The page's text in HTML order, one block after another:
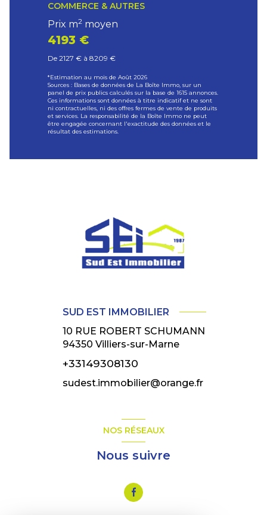
COMMERCE & AUTRES
Prix m2 moyen
4193 €
De 2127 € à 8209 €
*Estimation au mois de Août 2026
Sources : Bases de données de La Boîte Immo, sur un
panel de prix publics calculés sur la base de 1615 annonces.
Ces informations sont données à titre indicatif et ne sont
ni contractuelles, ni des offres fermes de vente de produits
et services. La responsabilité de la Boîte Immo ne peut
être engagée concernant l'exactitude des données et le
résultat des estimations.
SUD EST IMMOBILIER
10 RUE ROBERT SCHUMANN
94350 Villiers-sur-Marne
+33149308130
sudest.immobilier@orange.fr
NOS RÉSEAUX
Nous suivre